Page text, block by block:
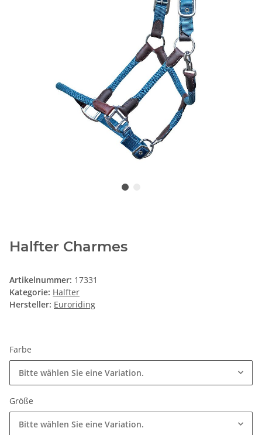
Halfter Charmes
Artikelnummer: 17331
Kategorie: Halfter
Hersteller: Euroriding
Farbe
Bitte wählen Sie eine Variation.
Größe
Bitte wählen Sie eine Variation.